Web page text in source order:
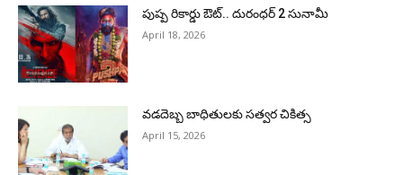
పుష్ప రికార్డు ఔట్‌.. దురంధ‌ర్ 2 సునామీ
April 18, 2026
వడదెబ్బ బాధితులకు సత్వర చికిత్స
April 15, 2026